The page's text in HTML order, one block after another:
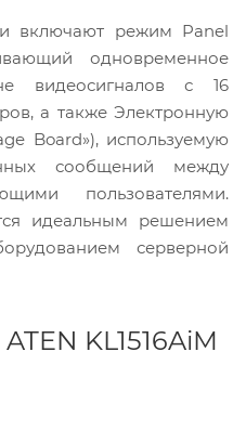
включают режим Panel
одновременное
видеосигналов с 16
а также Электронную
Board»), используемую
сообщений между
пользователями.
идеальным решением
серверной
KL1516AiM